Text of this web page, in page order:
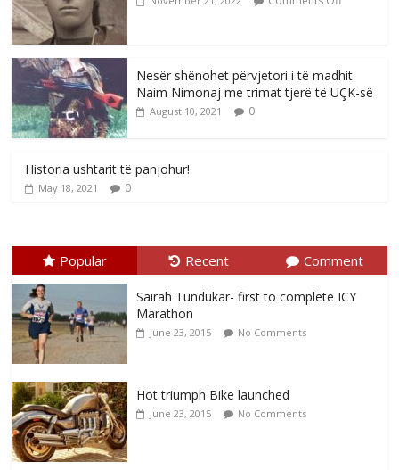
Nesër shënohet përvjetori i të madhit
Naim Nimonaj me trimat tjerë të UÇK-së
August 10, 2021 0
Historia ushtarit të panjohur!
May 18, 2021 0
Popular Recent Comment
Sairah Tundukar- first to complete ICY
Marathon
June 23, 2015 No Comments
Hot triumph Bike launched
June 23, 2015 No Comments